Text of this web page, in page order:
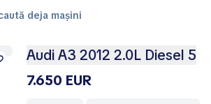
deja mașini
Audi A3 2012 2.0L Diesel 5
7.650 EUR